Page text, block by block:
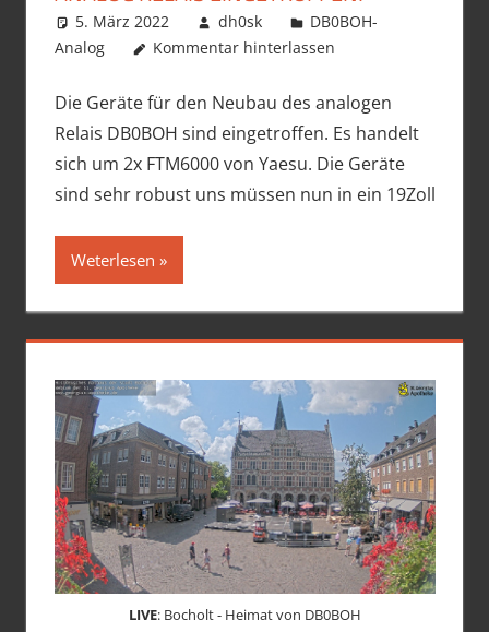
5. März 2022 dh0sk
DB0BOH-
Analog
Kommentar hinterlassen
Die Geräte für den Neubau des analogen
Relais DB0BOH sind eingetroffen. Es handelt
sich um 2x FTM6000 von Yaesu. Die Geräte
sind sehr robust uns müssen nun in ein 19Zoll
Weterlesen
LIVE: Bocholt - Heimat von DB0BOH